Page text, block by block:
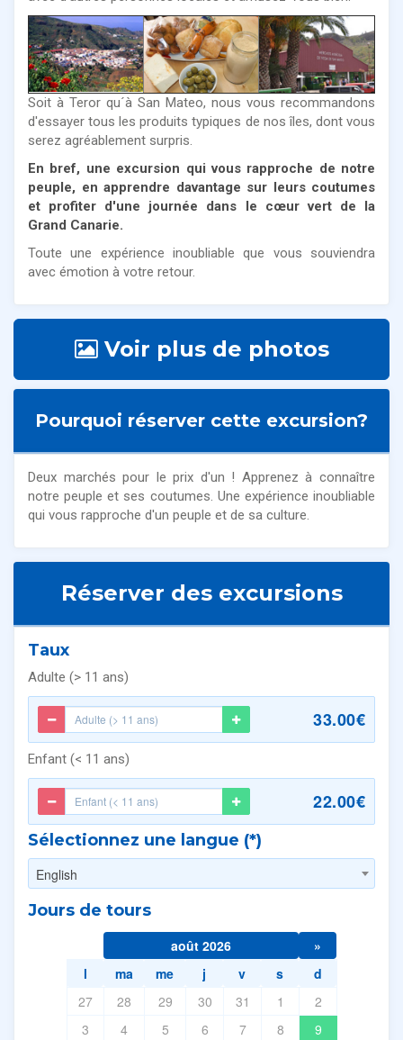
Soit à Teror qu´à San Mateo, nous vous recommandons
d'essayer tous les produits typiques de nos îles, dont vous
serez agréablement surpris.
En bref, une excursion qui vous rapproche de notre
peuple, en apprendre davantage sur leurs coutumes
et profiter d'une journée dans le cœur vert de la
Grand Canarie.
Toute une expérience inoubliable que vous souviendra
avec émotion à votre retour.
Voir plus de photos
Pourquoi réserver cette excursion?
Deux marchés pour le prix d'un ! Apprenez à connaître
notre peuple et ses coutumes. Une expérience inoubliable
qui vous rapproche d'un peuple et de sa culture.
Réserver des excursions
Taux
Adulte (> 11 ans)
33.00€
Enfant (< 11 ans)
22.00€
Sélectionnez une langue (*)
English
Jours de tours
août 2026
»
l
ma me j v s
d
27
28 29 30 31 1
2
3
4 5 6 7 8
9